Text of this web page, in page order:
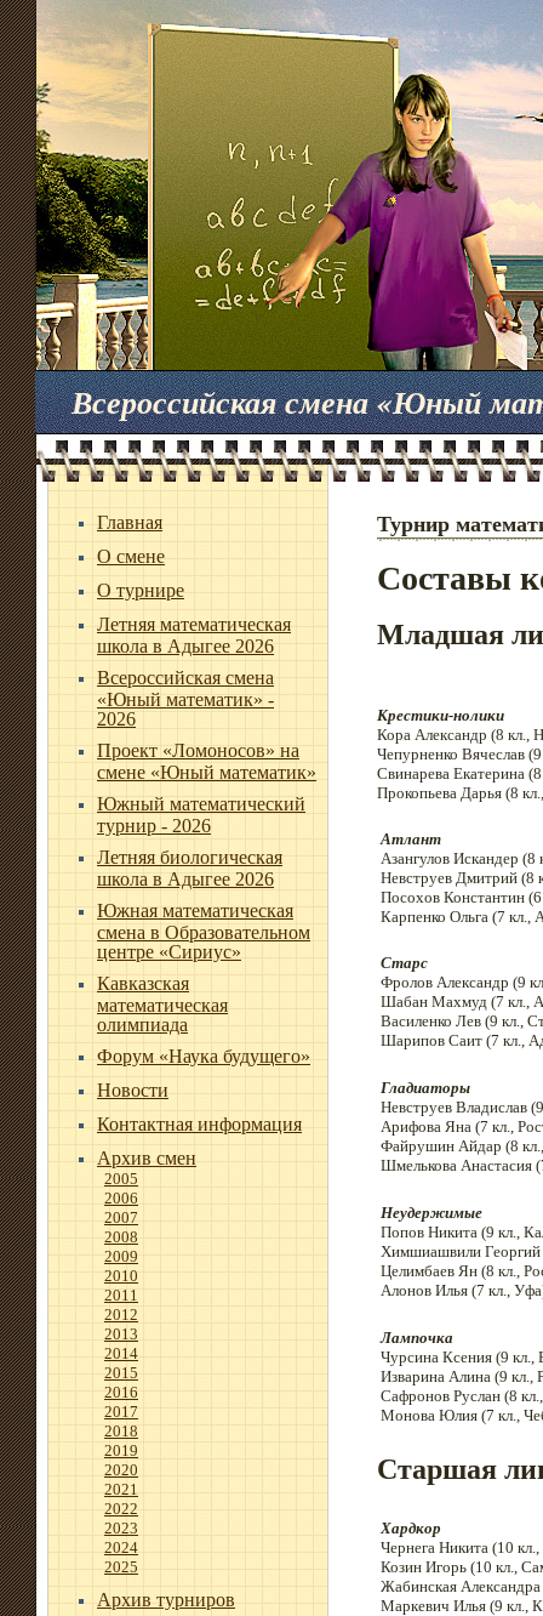
Всероссийская смена «Юный
Главная
О смене
О турнире
Летняя математическая
школа в Адыгее 2026
Всероссийская смена
«Юный математик» -
2026
Проект «Ломоносов» на
смене «Юный математик»
Южный математический
турнир - 2026
Летняя биологическая
школа в Адыгее 2026
Южная математическая
смена в Образовательном
центре «Сириус»
Кавказская
математическая
олимпиада
Форум «Наука будущего»
Новости
Контактная информация
Архив смен
2005
2006
2007
2008
2009
2010
2011
2012
2013
2014
2015
2016
2017
2018
2019
2020
2021
2022
2023
2024
2025
Архив турниров
Турнир
Составы
Младшая
Крестики-нолики
Кора Александр (8 кл.,
Чепурненко Вячеслав
Свинарева Екатерина
Прокопьева Дарья (8
Атлант
Азангулов Искандер
Невструев Дмитрий (8
Посохов Константин (6
Карпенко Ольга (7 кл.,
Старс
Фролов Александр (9
Шабан Махмуд (7 кл.,
Василенко Лев (9 кл.,
Шарипов Саит (7 кл.,
Гладиаторы
Невструев Владислав
Арифова Яна (7 кл.,
Файрушин Айдар (8
Шмелькова Анастасия
Неудержимые
Попов Никита (9 кл.,
Химшиашвили Георгий
Целимбаев Ян (8 кл.,
Алонов Илья (7 кл.,
Лампочка
Чурсина Ксения (9
Изварина Алина (9 кл.,
Сафронов Руслан (8
Монова Юлия (7 кл.,
Старшая
Хардкор
Чернега Никита (10
Козин Игорь (10 кл.,
Жабинская
Маркевич Илья (9 кл.,